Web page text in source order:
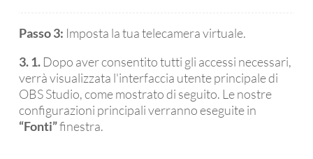
Passo 3: Imposta la tua telecamera virtuale.
3. 1. Dopo aver consentito tutti gli accessi necessari,
verrà visualizzata l'interfaccia utente principale di
OBS Studio, come mostrato di seguito. Le nostre
configurazioni principali verranno eseguite in
“Fonti”finestra.